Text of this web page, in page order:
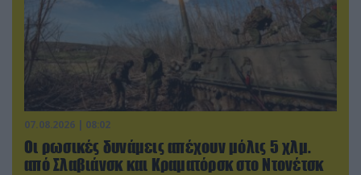
07.08.2026 | 08:02
Οι ρωσικές δυνάμεις απέχουν μόλις 5 χλμ.
από Σλαβιάνσκ και Κραματόρσκ στο Ντονέτσκ